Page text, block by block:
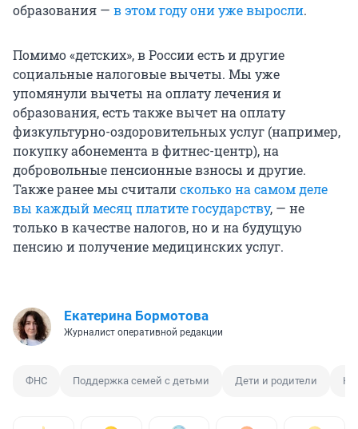
образования — в этом году они уже выросли.
Помимо «детских», в России есть и другие
социальные налоговые вычеты. Мы уже
упомянули вычеты на оплату лечения и
образования, есть также вычет на оплату
физкультурно-оздоровительных услуг (например,
покупку абонемента в фитнес-центр), на
добровольные пенсионные взносы и другие.
Также ранее мы считалисколько на самом деле
вы каждый месяц платите государству, — не
только в качестве налогов, но и на будущую
пенсию и получение медицинских услуг.
Екатерина Бормотова
Журналист оперативной редакции
ФНС Поддержка семей с детьми Дети и родители